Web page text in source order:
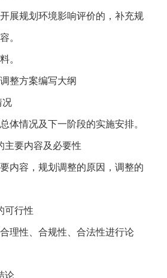
展规划环境影响评价的，补充规
。
。
整方案编写大纲
况
体情况及下一阶段的实施安排。
要内容及必要性
内容，规划调整的原因，调整的
可行性
理性、合规性、合法性进行论
论